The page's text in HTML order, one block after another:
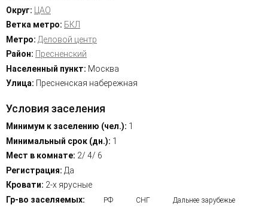
Округ:
ЦАО
Ветка метро: БКЛ
Метро: Деловой центр
Район: Пресненский
Населенный пункт: Москва
Улица: Пресненская набережная
Условия заселения
Минимум к заселению (чел.): 1
Минимальный срок (дн.): 1
Мест в комнате: 2/ 4/ 6
Регистрация: Да
Кровати: 2-х ярусные
Гр-во заселяемых:
РФ СНГ Дальнее зарубежье